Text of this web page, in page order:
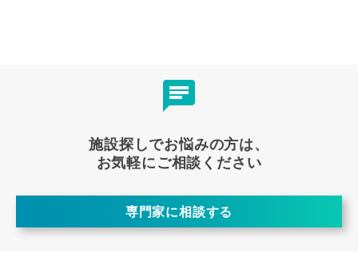
施設探しでお悩みの方は、
お気軽にご相談ください
専門家に相談する